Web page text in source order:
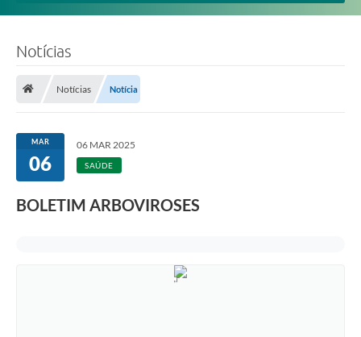
Notícias
Notícias Notícia
MAR
06
06 MAR 2025
SAÚDE
BOLETIM ARBOVIROSES